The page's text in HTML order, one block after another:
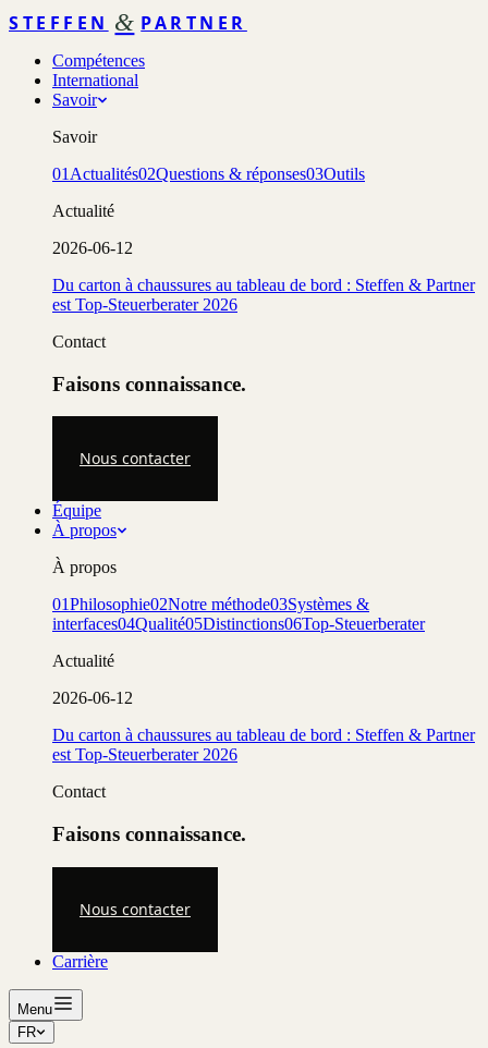
STEFFEN & PARTNER
Compétences
International
Savoir
Savoir
01 Actualités02Questions & réponses03Outils
Actualité
2026-06-12
Du carton à chaussures au tableau de bord : Steffen & Partner
est Top-Steuerberater 2026
Contact
Faisons connaissance.
Nous contacter
Équipe
À propos
À propos
01Philosophie02Notre méthode03Systèmes &
interfaces04Qualité05Distinctions06Top-Steuerberater
Actualité
2026-06-12
Du carton à chaussures au tableau de bord : Steffen & Partner
est Top-Steuerberater 2026
Contact
Faisons connaissance.
Nous contacter
Carrière
Menu
FR